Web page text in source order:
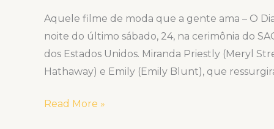
Aquele filme de moda que a gente ama – O
noite do último sábado, 24, na cerimônia do
dos Estados Unidos. Miranda Priestly (Meryl
Hathaway) e Emily (Emily Blunt), que
Read More »